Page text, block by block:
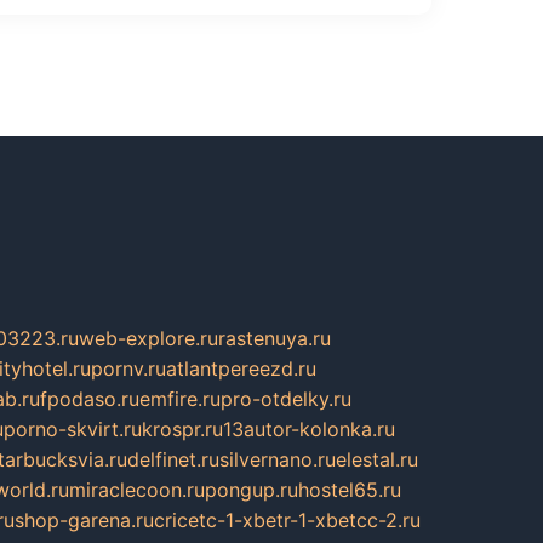
web-explore.rurastenuya.ru
pornv.ruatlantpereezd.ru
fpodaso.ruemfire.rupro-otdelky.ru
porno-skvirt.rukrospr.ru13autor-kolonka.ru
delfinet.rusilvernano.ruelestal.ru
miraclecoon.rupongup.ruhostel65.ru
shop-garena.rucricetc-1-xbetr-1-xbetcc-2.ru